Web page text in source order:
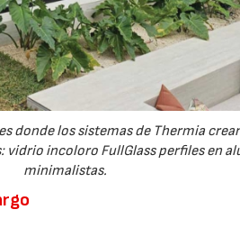
donde los sistemas de Thermia
incoloro FullGlass perfiles en
minimalistas.